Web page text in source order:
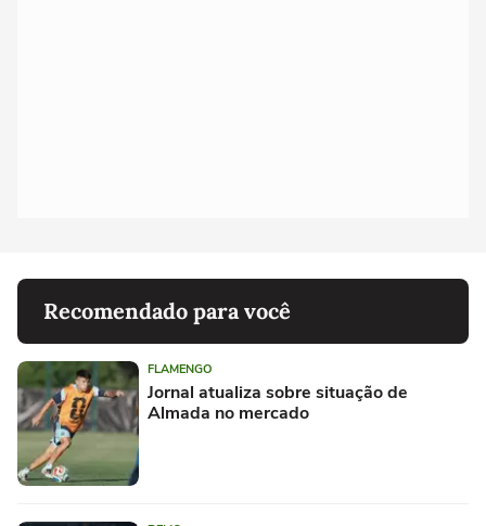
Recomendado para você
FLAMENGO
Jornal atualiza sobre situação de
Almada no mercado